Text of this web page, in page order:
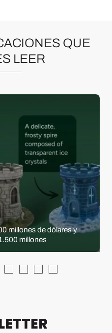
QUE
LEER
millones de dólares y
millones